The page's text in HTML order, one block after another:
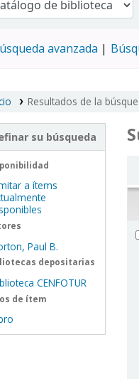
avanzada
Resultados de la
su búsqueda
a ítems
Paul B.
depositarias
CENFOTUR
de ítem